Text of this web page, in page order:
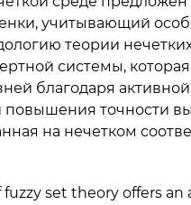
учитывающий
тео­рии
системы,
благодаря
точности
на нечетком
set theory offers